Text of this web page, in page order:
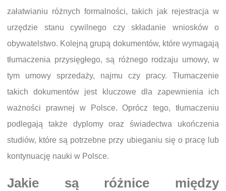
załatwianiu różnych formalności, takich jak rejestracja w
urzędzie stanu cywilnego czy składanie wniosków o
obywatelstwo. Kolejną grupą dokumentów, które wymagają
tłumaczenia przysięgłego, są różnego rodzaju umowy, w
tym umowy sprzedaży, najmu czy pracy. Tłumaczenie
takich dokumentów jest kluczowe dla zapewnienia ich
ważności prawnej w Polsce. Oprócz tego, tłumaczeniu
podlegają także dyplomy oraz świadectwa ukończenia
studiów, które są potrzebne przy ubieganiu się o pracę lub
kontynuację nauki w Polsce.
Jakie są różnice między